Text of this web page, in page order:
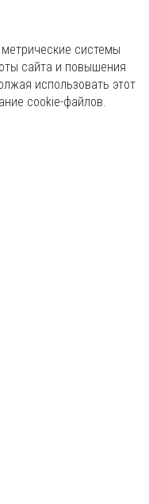
системы
сайта и повышения
использовать этот
cookie-файлов.